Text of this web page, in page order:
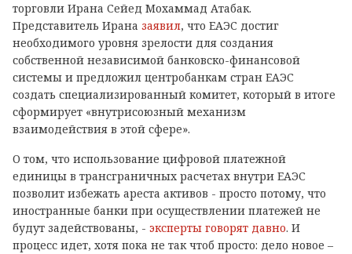
торговли Ирана Сейед Мохаммад Атабак.
Представитель Ирана заявил, что ЕАЭС достиг
необходимого уровня зрелости для создания
собственной независимой банковско-финансовой
системы и предложил центробанкам стран ЕАЭС
создать специализированный комитет, который в итоге
сформирует «внутрисоюзный механизм
взаимодействия в этой сфере».
О том, что использование цифровой платежной
единицы в трансграничных расчетах внутри ЕАЭС
позволит избежать ареста активов - просто потому, что
иностранные банки при осуществлении платежей не
будут задействованы, - эксперты говорят давно. И
процесс идет, хотя пока не так чтоб просто: дело новое –